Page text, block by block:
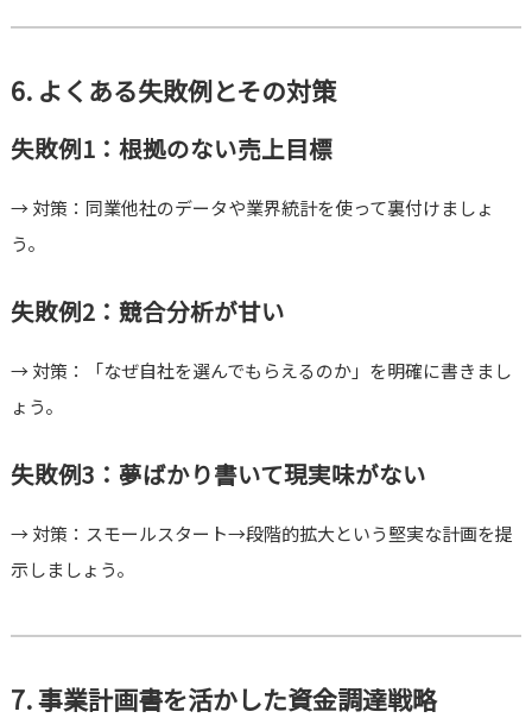
6. よくある失敗例とその対策
失敗例1：根拠のない売上目標
→ 対策：同業他社のデータや業界統計を使って裏付けましょ
う。
失敗例2：競合分析が甘い
→ 対策：「なぜ自社を選んでもらえるのか」を明確に書きまし
ょう。
失敗例3：夢ばかり書いて現実味がない
→ 対策：スモールスタート→段階的拡大という堅実な計画を提
示しましょう。
7. 事業計画書を活かした資金調達戦略